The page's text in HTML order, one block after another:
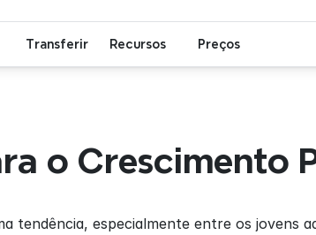
o Crescimento
tendência, especialmente entre os jovens
Transferir Recursos Preços